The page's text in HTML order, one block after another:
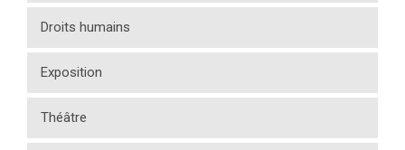
Droits humains
Exposition
Théâtre